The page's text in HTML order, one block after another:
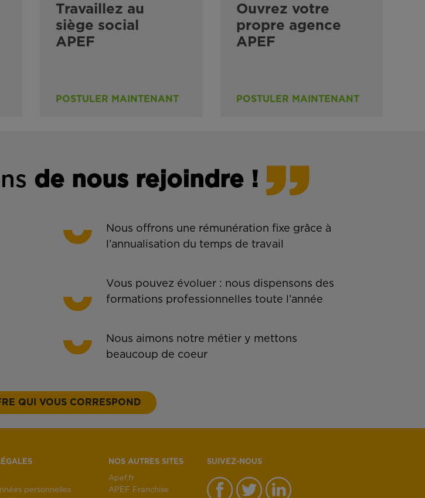
Travaillez au
siège social
APEF
POSTULER MAINTENANT
Ouvrez votre
propre agence
APEF
POSTULER MAINTENANT
de nous rejoindre !
Nous offrons une rémunération fixe grâce à
l’annualisation du temps de travail
Vous pouvez évoluer : nous dispensons des
formations professionnelles toute l’année
Nous aimons notre métier y mettons
beaucoup de coeur
QUI VOUS CORRESPOND
personnelles
NOS AUTRES SITES
Apef.fr
APEF Franchise
SUIVEZ-NOUS